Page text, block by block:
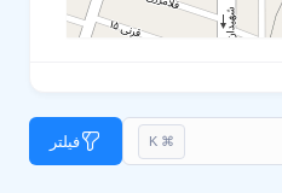
⌘ K فیلتر